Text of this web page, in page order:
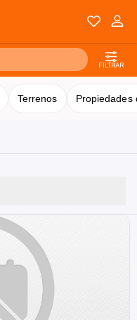
FILTRAR
Terrenos Propiedades